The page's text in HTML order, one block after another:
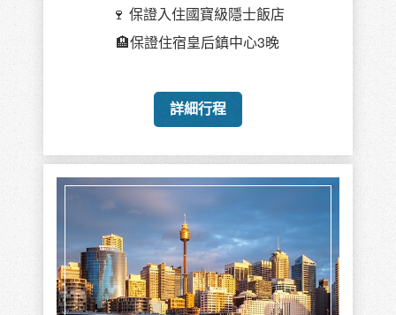
🍷 保證入住國寶級隱士飯店
🏨保證住宿皇后鎮中心3晚
詳細行程